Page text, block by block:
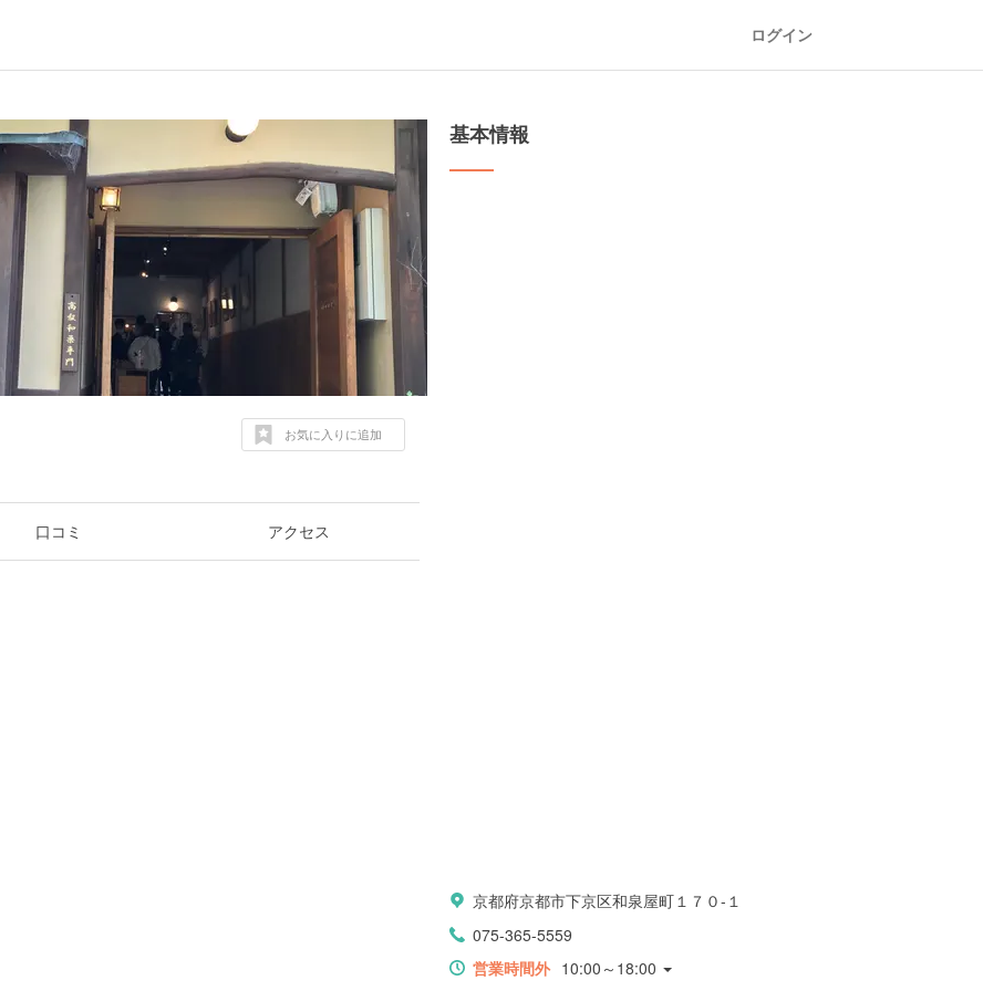
ログイン
お気に入りに追加
口コミ アクセス
基本情報
京都府京都市下京区和泉屋町１７０-１
075-365-5559
営業時間外 10:00～18:00